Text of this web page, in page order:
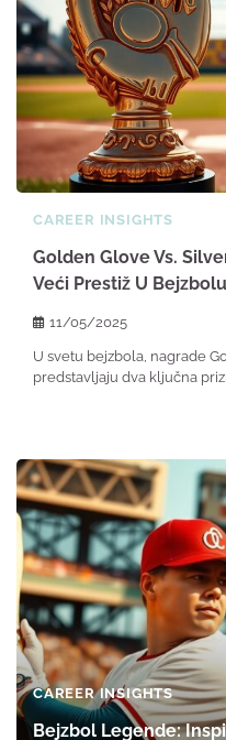
CAREER INSIGHTS
Golden Glove Vs.
Veći Prestiž U
11/05/2025
U svetu bejzbola, nagrade
predstavljaju dva ključna
CAREER INSIGHTS
Bejzbol Legende: